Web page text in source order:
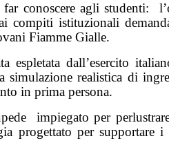
conoscere agli studenti:
compiti istituzionali
Fiamme Gialle.
dall’esercito
simulazione realistica di
in prima persona.
impiegato per
progettato per supportare i